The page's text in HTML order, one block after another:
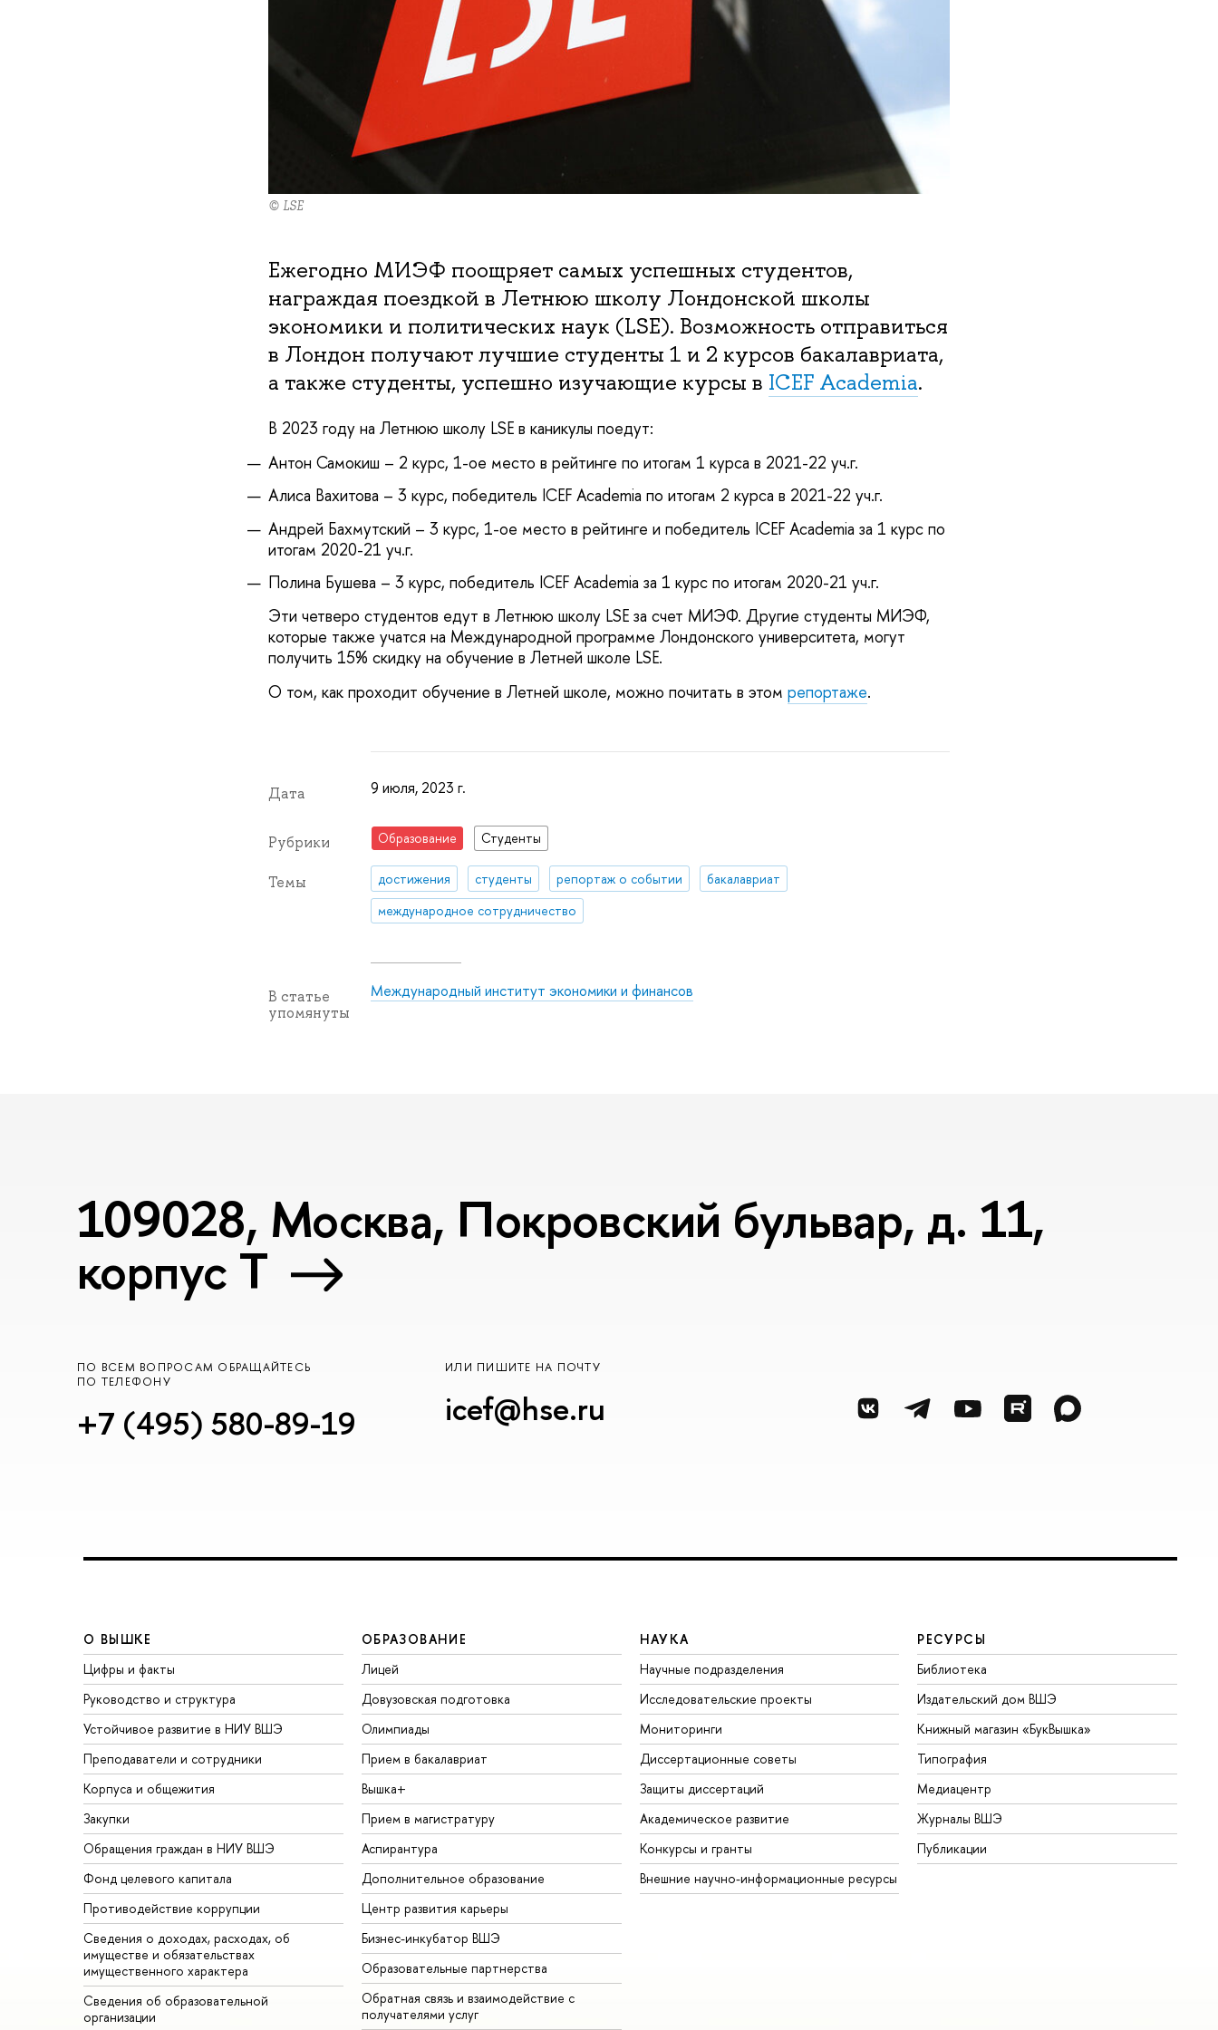
© LSE
Ежегодно МИЭФ поощряет самых успешных студентов,
награждая поездкой в Летнюю школу Лондонской школы
экономики и политических наук (LSE). Возможность отправиться
в Лондон получают лучшие студенты 1 и 2 курсов бакалавриата,
а также студенты, успешно изучающие курсы в ICEF Academia.
В 2023 году на Летнюю школу LSE в каникулы поедут:
Антон Самокиш – 2 курс, 1-ое место в рейтинге по итогам 1 курса в 2021-22 уч.г.
Алиса Вахитова – 3 курс, победитель ICEF Academia по итогам 2 курса в 2021-22 уч.г.
Андрей Бахмутский – 3 курс, 1-ое место в рейтинге и победитель ICEF Academia за 1 курс по
итогам 2020-21 уч.г.
Полина Бушева – 3 курс, победитель ICEF Academia за 1 курс по итогам 2020-21 уч.г.
Эти четверо студентов едут в Летнюю школу LSE за счет МИЭФ. Другие студенты МИЭФ,
которые также учатся на Международной программе Лондонского университета, могут
получить 15% скидку на обучение в Летней школе LSE.
О том, как проходит обучение в Летней школе, можно почитать в этом репортаже.
Дата 9 июля, 2023 г.
Рубрики Образование Студенты
Темы достижения студенты репортаж о событии
бакалавриат
международное сотрудничество
В статье
упомянуты
Международный институт экономики и финансов
109028, Москва, Покровский бульвар, д. 11,
корпус T
ПО ВСЕМ ВОПРОСАМ ОБРАЩАЙТЕСЬ
ПО ТЕЛЕФОНУ
+7 (495) 580-89-19
ИЛИ ПИШИТЕ НА ПОЧТУ
icef@hse.ru
О ВЫШКЕ
Цифры и факты
Руководство и структура
Устойчивое развитие в НИУ ВШЭ
Преподаватели и сотрудники
Корпуса и общежития
Закупки
Обращения граждан в НИУ ВШЭ
Фонд целевого капитала
Противодействие коррупции
Сведения о доходах, расходах, об
имуществе и обязательствах
имущественного характера
Сведения об образовательной
организации
ОБРАЗОВАНИЕ
Лицей
Довузовская подготовка
Олимпиады
Прием в бакалавриат
Вышка+
Прием в магистратуру
Аспирантура
Дополнительное образование
Центр развития карьеры
Бизнес-инкубатор ВШЭ
Образовательные партнерства
Обратная связь и взаимодействие с
получателями услуг
НАУКА
Научные подразделения
Исследовательские проекты
Мониторинги
Диссертационные советы
Защиты диссертаций
Академическое развитие
Конкурсы и гранты
Внешние научно-информационные ресурсы
РЕСУРСЫ
Библиотека
Издательский дом ВШЭ
Книжный магазин «БукВышка»
Типография
Медиацентр
Журналы ВШЭ
Публикации